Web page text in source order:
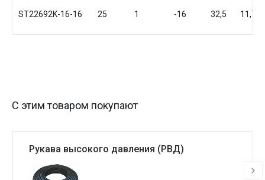
ST22692K-16-16 25 1 -16 32,5 11,7
С этим товаром покупают
Рукава высокого давления (РВД)